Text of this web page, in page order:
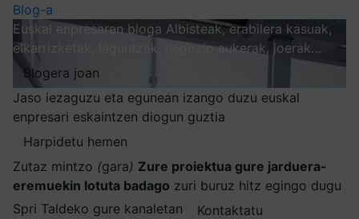
Blog-a
Euskal enpresaren bloga Albisteak, erabilera kasuak,
elkarrizketak, laguntzak, negozio aukerak, joerak…
Blogera joan
Jaso iezaguzu eta egunean izango duzu euskal
enpresari eskaintzen diogun guztia
Harpidetu hemen
Zutaz mintzo (gara) Zure proiektua gure jarduera-
eremuekin lotuta badago zuri buruz hitz egingo dugu
Spri Taldeko gure kanaletan
Kontaktatu